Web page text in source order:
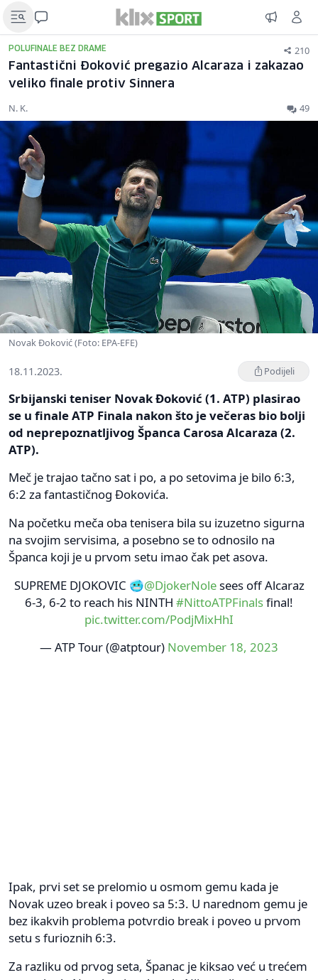
POLUFINALE BEZ DRAME 210
Fantastični Đoković pregazio Alcaraza i zakazao
veliko finale protiv Sinnera
N. K. 49
Novak Đoković (Foto: EPA-EFE)
18.11.2023. Podijeli
Srbijanski teniser Novak Đoković (1. ATP) plasirao
se u finale ATP Finala nakon što je večeras bio bolji
od neprepoznatljivog Španca Carosa Alcaraza (2.
ATP).
Meč je trajao tačno sat i po, a po setovima je bilo 6:3,
6:2 za fantastičnog Đokovića.
Na početku meča oba tenisera bila su izuzetno sigurna
na svojim servisima, a posebno se to odnosilo na
Španca koji je u prvom setu imao čak pet asova.
SUPREME DJOKOVIC 🥶@DjokerNolesees off Alcaraz
6-3, 6-2 to reach his NINTH #NittoATPFinalsfinal!
pic.twitter.com/PodjMixHhI
— ATP Tour (@atptour) November 18, 2023
Ipak, prvi set se prelomio u osmom gemu kada je
Novak uzeo break i poveo sa 5:3. U narednom gemu je
bez ikakvih problema potvrdio break i poveo u prvom
setu s furioznih 6:3.
Za razliku od prvog seta, Španac je kiksao već u trećem